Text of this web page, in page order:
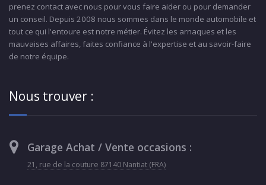
prenez contact avec nous pour vous faire aider ou pour demander
un conseil. Depuis 2008 nous sommes dans le monde automobile et
tout ce qui l'entoure est notre métier. Évitez les arnaques et les
mauvaises affaires, faites confiance à l'expertise et au savoir-faire
de notre équipe.
Nous trouver :
Garage Achat / Vente occasions :
21, rue de la couture 87140 Nantiat (FRA)